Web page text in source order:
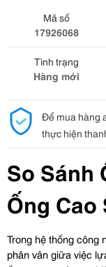
Mã số
17926068
Tình trạng
Hàng mới
Để mua hàng
thực hiện
So Sánh
Ống Cao
Trong hệ thống công
phân vân giữa việc